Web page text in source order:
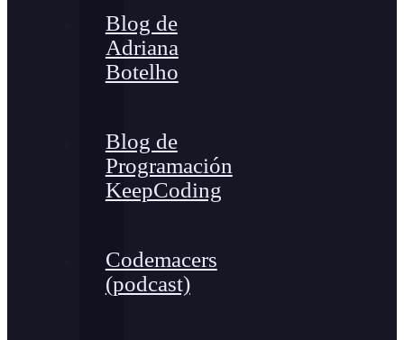
Blog de
Adriana
Botelho
Blog de
Programación
KeepCoding
Codemacers
(podcast)